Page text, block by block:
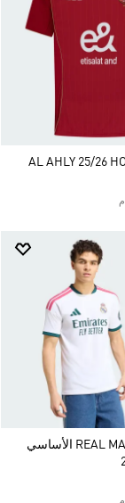
AL AHLY 25/26
قميص REAL MADRID الأساسي